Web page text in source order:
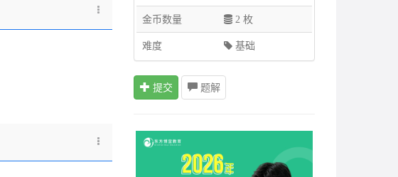
金币数量 2 枚
难度 基础
提交 题解